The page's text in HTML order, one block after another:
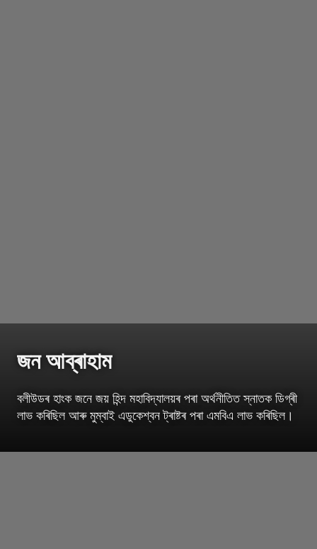
জন আব্ৰাহাম
বলীউডৰ হাংক জনে জয় হিন্দ মহাবিদ্যালয়ৰ পৰা অৰ্থনীতিত স্নাতক ডিগ্ৰী
লাভ কৰিছিল আৰু মুম্বাই এডুকেশ্বন ট্ৰাষ্টৰ পৰা এমবিএ লাভ কৰিছিল।